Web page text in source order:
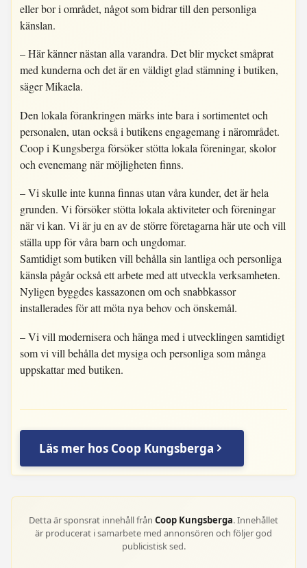
eller bor i området, något som bidrar till den personliga
känslan.
– Här känner nästan alla varandra. Det blir mycket småprat
med kunderna och det är en väldigt glad stämning i butiken,
säger Mikaela.
Den lokala förankringen märks inte bara i sortimentet och
personalen, utan också i butikens engagemang i närområdet.
Coop i Kungsberga försöker stötta lokala föreningar, skolor
och evenemang när möjligheten finns.
– Vi skulle inte kunna finnas utan våra kunder, det är hela
grunden. Vi försöker stötta lokala aktiviteter och föreningar
när vi kan. Vi är ju en av de större företagarna här ute och vill
ställa upp för våra barn och ungdomar.
Samtidigt som butiken vill behålla sin lantliga och personliga
känsla pågår också ett arbete med att utveckla verksamheten.
Nyligen byggdes kassazonen om och snabbkassor
installerades för att möta nya behov och önskemål.
– Vi vill modernisera och hänga med i utvecklingen samtidigt
som vi vill behålla det mysiga och personliga som många
uppskattar med butiken.
Läs mer hos Coop Kungsberga
Detta är sponsrat innehåll från Coop Kungsberga. Innehållet
är producerat i samarbete med annonsören och följer god
publicistisk sed.